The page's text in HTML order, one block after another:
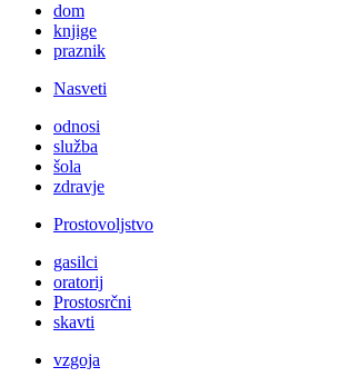
dom
knjige
praznik
Nasveti
odnosi
služba
šola
zdravje
Prostovoljstvo
gasilci
oratorij
Prostosrčni
skavti
vzgoja